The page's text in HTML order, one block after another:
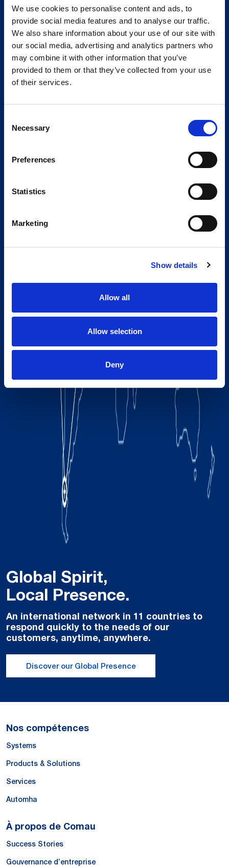
We use cookies to personalise content and ads, to
provide social media features and to analyse our traffic.
We also share information about your use of our site with
our social media, advertising and analytics partners who
may combine it with other information that you’ve
provided to them or that they’ve collected from your use
of their services.
Selection
Necessary
Preferences
Statistics
Marketing
Show details
Allow all
Allow selection
Deny
Global Spirit,
Local Presence.
An international network in 11 countries to
respond quickly to the needs of our
customers, anytime, anywhere.
Discover our Global Presence
Nos compétences
Systems
Products & Solutions
Services
Automha
À propos de Comau
Success Stories
Gouvernance d’entreprise